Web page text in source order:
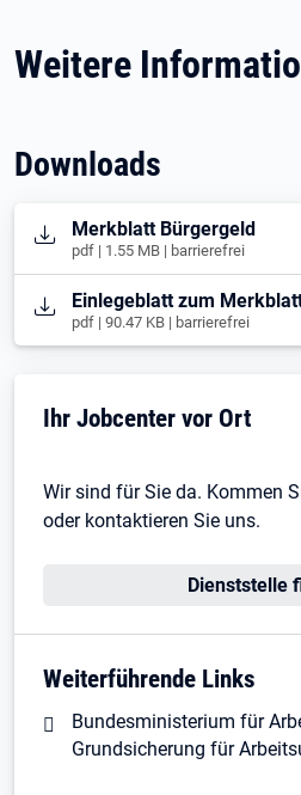
Weitere
Downloads
Öffnet in neuem Tab
Merkblatt Bürgergeld
pdf | 1.55 MB | barrierefrei
Öffnet in neuem Tab
Einlegeblatt zum
pdf | 90.47 KB | barrierefrei
Ihr Jobcenter vor Ort
Wir sind für Sie da. Kommen
oder kontaktieren Sie uns.
Dienststelle
Weiterführende Links
Bundesministerium für
Grundsicherung für